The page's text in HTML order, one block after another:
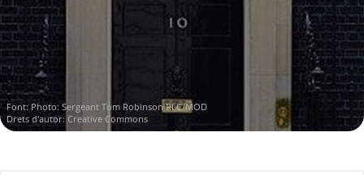
Font: Photo: Sergeant Tom Robinson RLC/MOD
Drets d'autor: Creative Commons